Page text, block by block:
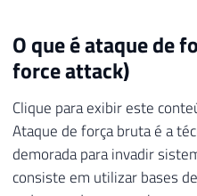
O que é ataque de
force attack)
Clique para exibir este
Ataque de força bruta é a
demorada para invadir
consiste em utilizar bases